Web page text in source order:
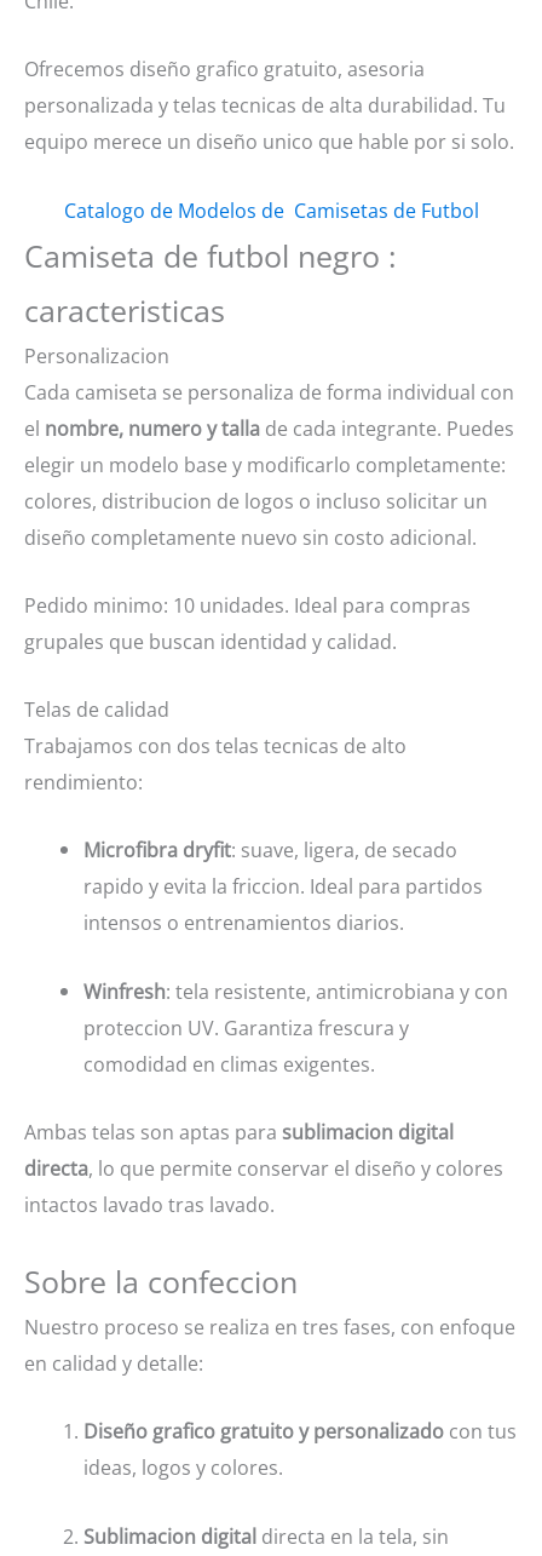
Ofrecemos diseño grafico gratuito, asesoria
personalizada y telas tecnicas de alta durabilidad. Tu
equipo merece un diseño unico que hable por si solo.
Catalogo de Modelos de Camisetas de Futbol
Camiseta de futbol negro :
caracteristicas
Personalizacion
Cada camiseta se personaliza de forma individual con
el nombre, numero y talla de cada integrante. Puedes
elegir un modelo base y modificarlo completamente:
colores, distribucion de logos o incluso solicitar un
diseño completamente nuevo sin costo adicional.
Pedido minimo: 10 unidades. Ideal para compras
grupales que buscan identidad y calidad.
Telas de calidad
Trabajamos con dos telas tecnicas de alto
rendimiento:
Microfibra dryfit: suave, ligera, de secado
rapido y evita la friccion. Ideal para partidos
intensos o entrenamientos diarios.
Winfresh: tela resistente, antimicrobiana y con
proteccion UV. Garantiza frescura y
comodidad en climas exigentes.
Ambas telas son aptas para sublimacion digital
directa, lo que permite conservar el diseño y colores
intactos lavado tras lavado.
Sobre la confeccion
Nuestro proceso se realiza en tres fases, con enfoque
en calidad y detalle:
Diseño grafico gratuito y personalizado con tus
ideas, logos y colores.
Sublimacion digital directa en la tela, sin